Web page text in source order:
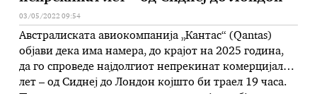
03/05/2022 09:54
Австралиската авиокомпанија „Кантас“ (Qantas)
објави дека има намера, до крајот на 2025 година,
да го спроведе најдолгиот непрекинат комерцијален
лет – од Сиднеј до Лондон којшто би траел 19 часа.